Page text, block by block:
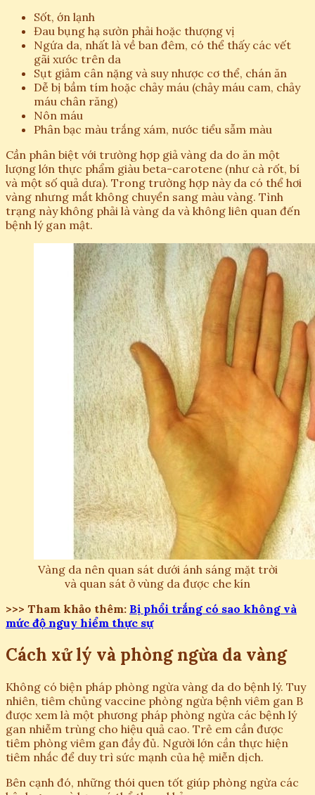
Sốt, ớn lạnh
Đau bụng hạ sườn phải hoặc thượng vị
Ngứa da, nhất là về ban đêm, có thể thấy các vết
gãi xước trên da
Sụt giảm cân nặng và suy nhược cơ thể, chán ăn
Dễ bị bầm tím hoặc chảy máu (chảy máu cam, chảy
máu chân răng)
Nôn máu
Phân bạc màu trắng xám, nước tiểu sẫm màu
Cần phân biệt với trường hợp giả vàng da do ăn một
lượng lớn thực phẩm giàu beta-carotene (như cà rốt, bí
và một số quả dưa). Trong trường hợp này da có thể hơi
vàng nhưng mắt không chuyển sang màu vàng. Tình
trạng này không phải là vàng da và không liên quan đến
bệnh lý gan mật.
Vàng da nên quan sát dưới ánh sáng mặt trời
và quan sát ở vùng da được che kín
>>> Tham khảo thêm: Bị phổi trắng có sao không và
mức độ nguy hiểm thực sự
Cách xử lý và phòng ngừa da vàng
Không có biện pháp phòng ngừa vàng da do bệnh lý. Tuy
nhiên, tiêm chủng vaccine phòng ngừa bệnh viêm gan B
được xem là một phương pháp phòng ngừa các bệnh lý
gan nhiễm trùng cho hiệu quả cao. Trẻ em cần được
tiêm phòng viêm gan đầy đủ. Người lớn cần thực hiện
tiêm nhắc để duy trì sức mạnh của hệ miễn dịch.
Bên cạnh đó, những thói quen tốt giúp phòng ngừa các